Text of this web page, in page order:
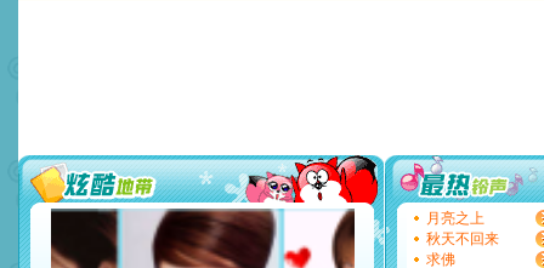
能正大光明地骚扰你,告诉
天都要快乐噢!
[圣诞节]奉上一颗祝福的心,
如意,快乐,鲜花,一切美好
[元旦]
看到你我会触电；
断电。爱你是我职业，想
月亮之上
秋天不回来
求佛